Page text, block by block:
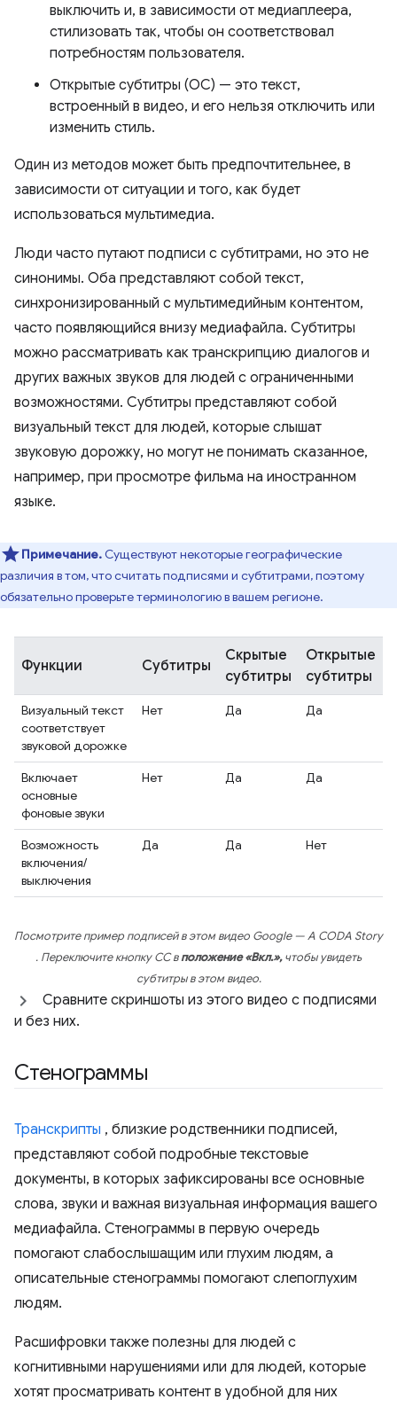
выключить и, в зависимости от медиаплеера,
стилизовать так, чтобы он соответствовал
потребностям пользователя.
Открытые субтитры (OC) — это текст,
встроенный в видео, и его нельзя отключить или
изменить стиль.
Один из методов может быть предпочтительнее, в
зависимости от ситуации и того, как будет
использоваться мультимедиа.
Люди часто путают подписи с субтитрами, но это не
синонимы. Оба представляют собой текст,
синхронизированный с мультимедийным контентом,
часто появляющийся внизу медиафайла. Субтитры
можно рассматривать как транскрипцию диалогов и
других важных звуков для людей с ограниченными
возможностями. Субтитры представляют собой
визуальный текст для людей, которые слышат
звуковую дорожку, но могут не понимать сказанное,
например, при просмотре фильма на иностранном
языке.
Примечание. Существуют некоторые географические
различия в том, что считать подписями и субтитрами, поэтому
обязательно проверьте терминологию в вашем регионе.
Функции Субтитры
Скрытые
субтитры
Открытые
субтитры
Визуальный текст
соответствует
звуковой дорожке
Нет Да Да
Включает
основные
фоновые звуки
Нет Да Да
Возможность
включения/
выключения
Да Да Нет
Посмотрите пример подписей в этом видео Google — A CODA Story
. Переключите кнопку CC вположение «Вкл.»,чтобы увидеть
субтитры в этом видео.
Сравните скриншоты из этого видео с подписями
и без них.
Стенограммы
Транскрипты , близкие родственники подписей,
представляют собой подробные текстовые
документы, в которых зафиксированы все основные
слова, звуки и важная визуальная информация вашего
медиафайла. Стенограммы в первую очередь
помогают слабослышащим или глухим людям, а
описательные стенограммы помогают слепоглухим
людям.
Расшифровки также полезны для людей с
когнитивными нарушениями или для людей, которые
хотят просматривать контент в удобной для них